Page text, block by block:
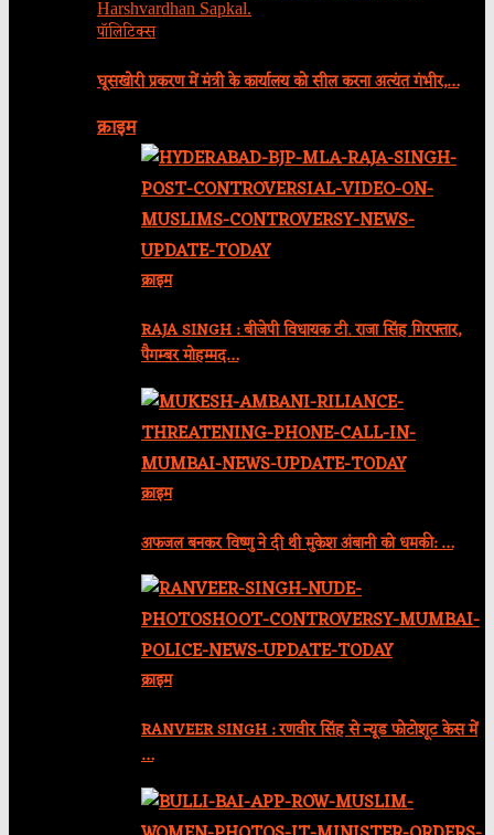
पॉलिटिक्स
घूसखोरी प्रकरण में मंत्री के कार्यालय को सील करना अत्यंत गंभीर,…
क्राइम
क्राइम
RAJA SINGH : बीजेपी विधायक टी. राजा सिंह गिरफ्तार,
पैगम्बर मोहम्मद…
क्राइम
अफजल बनकर विष्णु ने दी थी मुकेश अंबानी को धमकी: …
क्राइम
RANVEER SINGH : रणवीर सिंह से न्यूड फोटोशूट केस में
…